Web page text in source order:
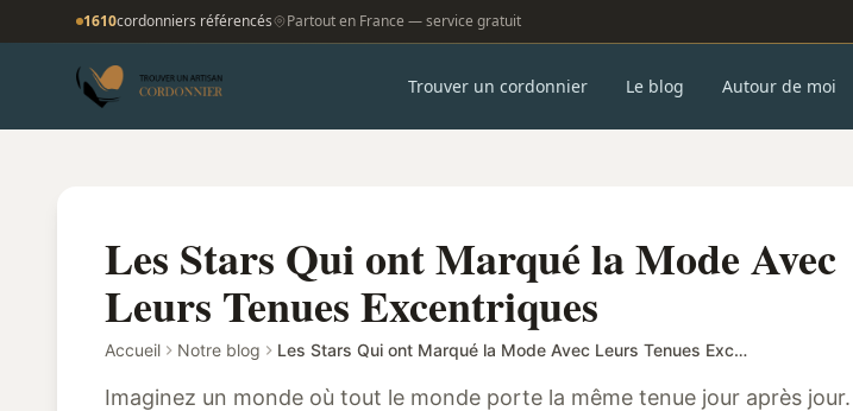
1610cordonniers référencés Partout en France — service gratuit
Trouver un cordonnier Le blog Autour de moi
Les Stars Qui ont Marqué la Mode Avec
Leurs Tenues Excentriques
Accueil Notre blog Les Stars Qui ont Marqué la Mode Avec Leurs Tenues Excentriques
Imaginez un monde où tout le monde porte la même tenue jour après jour.